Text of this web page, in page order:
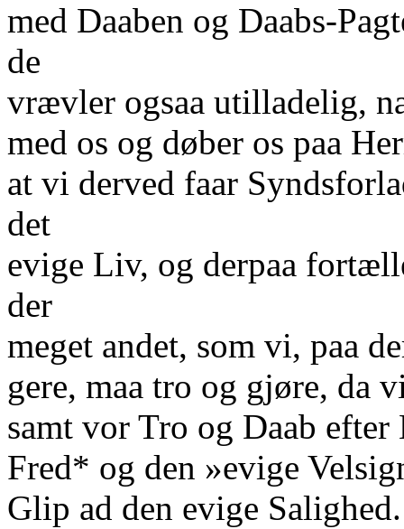
med Daaben og Daabs-
de
vrævler ogsaa utilladelig,
med os og døber os paa
at vi derved faar
det
evige Liv, og derpaa
der
meget andet, som vi, paa
gere, maa tro og gjøre, da
samt vor Tro og Daab
Fred* og den »evige
Glip ad den evige Salighed.